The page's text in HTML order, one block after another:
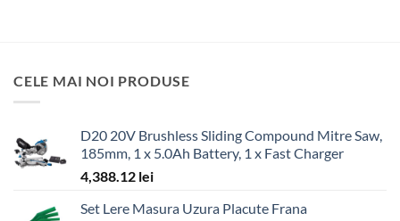
CELE MAI NOI PRODUSE
D20 20V Brushless Sliding Compound Mitre Saw,
185mm, 1 x 5.0Ah Battery, 1 x Fast Charger
4,388.12 lei
Set Lere Masura Uzura Placute Frana